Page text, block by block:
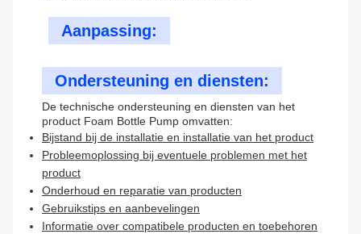
Aanpassing:
Ondersteuning en diensten:
De technische ondersteuning en diensten van het
product Foam Bottle Pump omvatten:
Bijstand bij de installatie en installatie van het product
Probleemoplossing bij eventuele problemen met het
product
Onderhoud en reparatie van producten
Gebruikstips en aanbevelingen
Informatie over compatibele producten en toebehoren